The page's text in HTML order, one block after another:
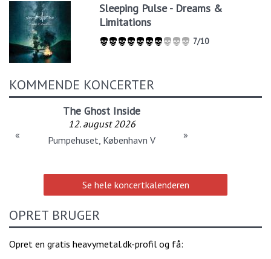
Sleeping Pulse - Dreams &
Limitations
7/10
KOMMENDE KONCERTER
The Ghost Inside
12. august 2026
Pumpehuset, København V
« »
Se hele koncertkalenderen
OPRET BRUGER
Opret en gratis heavymetal.dk-profil og få: